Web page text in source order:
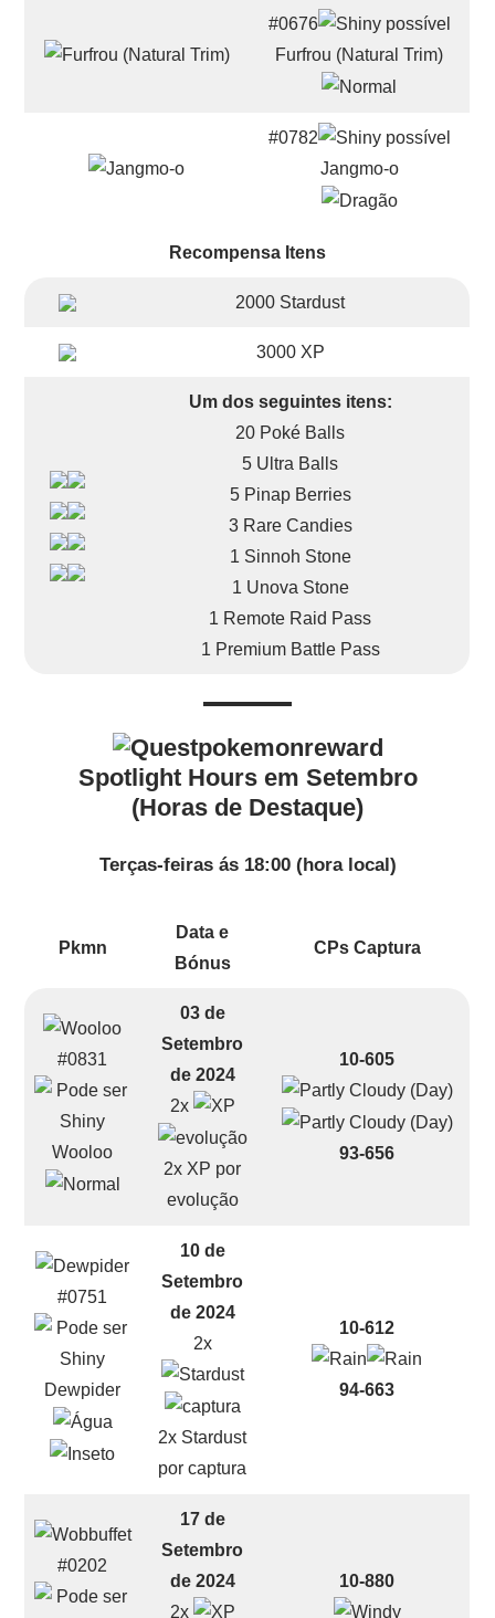
#0676
Furfrou (Natural Trim)
#0782
Jangmo-o
Recompensa Itens
2000 Stardust
3000 XP
Um dos seguintes itens:
20 Poké Balls
5 Ultra Balls
5 Pinap Berries
3 Rare Candies
1 Sinnoh Stone
1 Unova Stone
1 Remote Raid Pass
1 Premium Battle Pass
Spotlight Hours em Setembro
(Horas de Destaque)
Terças-feiras ás 18:00 (hora local)
Pkmn
Data e
Bónus
CPs Captura
#0831
Wooloo
03 de
Setembro
de 2024
2x
2x XP por
evolução
10-605
93-656
#0751
Dewpider
10 de
Setembro
de 2024
2x
2x Stardust
por captura
10-612
94-663
#0202
17 de
Setembro
de 2024
2x
10-880